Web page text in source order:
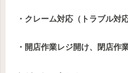
・クレーム対応（トラブル対応
・開店作業レジ開け、閉店作